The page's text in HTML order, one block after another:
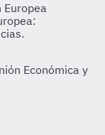
Económica y